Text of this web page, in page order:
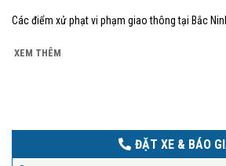
Các điểm xử phạt vi phạm giao thông tại Bắc
XEM THÊM
ĐẶT XE & BÁO